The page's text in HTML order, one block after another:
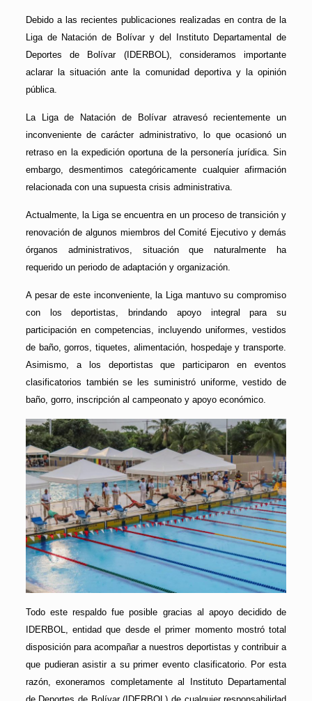
Debido a las recientes publicaciones realizadas en contra de la
Liga de Natación de Bolívar y del Instituto Departamental de
Deportes de Bolívar (IDERBOL), consideramos importante
aclarar la situación ante la comunidad deportiva y la opinión
pública.
La Liga de Natación de Bolívar atravesó recientemente un
inconveniente de carácter administrativo, lo que ocasionó un
retraso en la expedición oportuna de la personería jurídica. Sin
embargo, desmentimos categóricamente cualquier afirmación
relacionada con una supuesta crisis administrativa.
Actualmente, la Liga se encuentra en un proceso de transición y
renovación de algunos miembros del Comité Ejecutivo y demás
órganos administrativos, situación que naturalmente ha
requerido un periodo de adaptación y organización.
A pesar de este inconveniente, la Liga mantuvo su compromiso
con los deportistas, brindando apoyo integral para su
participación en competencias, incluyendo uniformes, vestidos
de baño, gorros, tiquetes, alimentación, hospedaje y transporte.
Asimismo, a los deportistas que participaron en eventos
clasificatorios también se les suministró uniforme, vestido de
baño, gorro, inscripción al campeonato y apoyo económico.
Todo este respaldo fue posible gracias al apoyo decidido de
IDERBOL, entidad que desde el primer momento mostró total
disposición para acompañar a nuestros deportistas y contribuir a
que pudieran asistir a su primer evento clasificatorio. Por esta
razón, exoneramos completamente al Instituto Departamental